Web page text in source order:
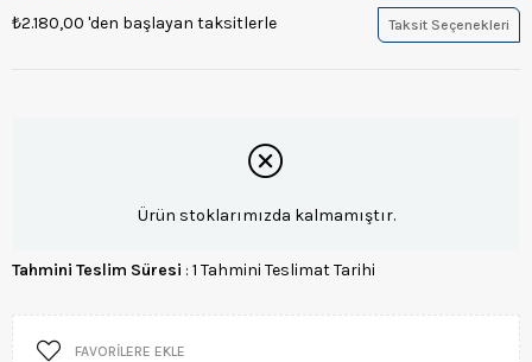
₺2.180,00 'den başlayan taksitlerle Taksit Seçenekleri
Ürün stoklarımızda kalmamıştır.
Tahmini Teslim Süresi : 1 Tahmini Teslimat Tarihi
FAVORILERE EKLE